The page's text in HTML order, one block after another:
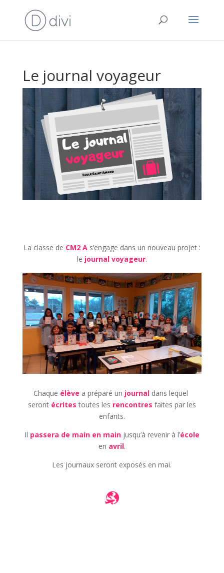
Le journal voyageur
La classe de CM2 As’engage dans un nouveau projet :
le journal voyageur.
Chaque élève a préparé un journal dans lequel
seront écrites toutes les rencontres faites par les
enfants.
Il passera de main en mainjusqu’à revenir à l’école
en avril.
Les journaux seront exposés en mai.